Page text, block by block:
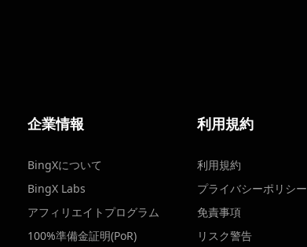
企業情報
BingXについて
BingX Labs
アフィリエイトプログラム
100%準備金証明(PoR)
利用規約
利用規約
プライバシーポリシー
免責事項
リスク警告